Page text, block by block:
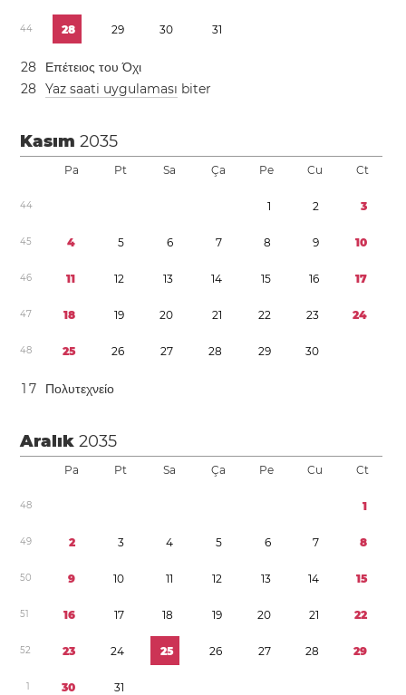
44 28 29 30 31
28
Επέτειος του Όχι
28 Yaz saati uygulaması biter
Kasım2035
Pa Pt Sa Ça Pe Cu Ct
44 1 2 3
45 4 5 6 7 8 9 10
46 11 12 13 14 15 16 17
47 18 19 20 21 22 23 24
48 25 26 27 28 29 30
1 7 Πολυτεχνείο
Aralık2035
Pa Pt Sa Ça Pe Cu Ct
48 1
49 2 3 4 5 6 7 8
50 9 10 11 12 13 14 15
51 16 17 18 19 20 21 22
52 23 24 25 26 27 28 29
1 30 31